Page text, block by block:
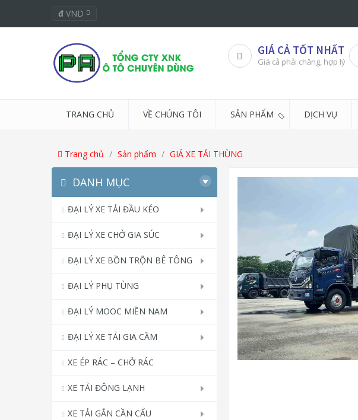
đ VND
GIÁ CẢ TỐT NHẤT
Giá cả phải chăng, hợp lý
TRANG CHỦ VỀ CHÚNG TÔI SẢN PHẨM DỊCH VỤ
Trang chủ Sản phẩm GIÁ XE TẢI THÙNG
DANH MỤC
ĐẠI LÝ XE TẢI ĐẦU KÉO
ĐẠI LÝ XE CHỞ GIA SÚC
ĐẠI LÝ XE BỒN TRỘN BÊ TÔNG
ĐẠI LÝ PHỤ TÙNG
ĐẠI LÝ MOOC MIỀN NAM
ĐẠI LÝ XE TẢI GIA CẦM
XE ÉP RÁC – CHỞ RÁC
XE TẢI ĐÔNG LẠNH
XE TẢI GẮN CẦN CẨU